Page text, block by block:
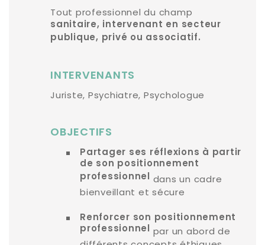
Tout professionnel du champ
sanitaire, intervenant en secteur
publique, privé ou associatif.
INTERVENANTS
Juriste, Psychiatre, Psychologue
OBJECTIFS
Partager ses réflexions à partir
de son positionnement
professionnel dans un cadre
bienveillant et sécure
Renforcer son positionnement
professionnel par un abord de